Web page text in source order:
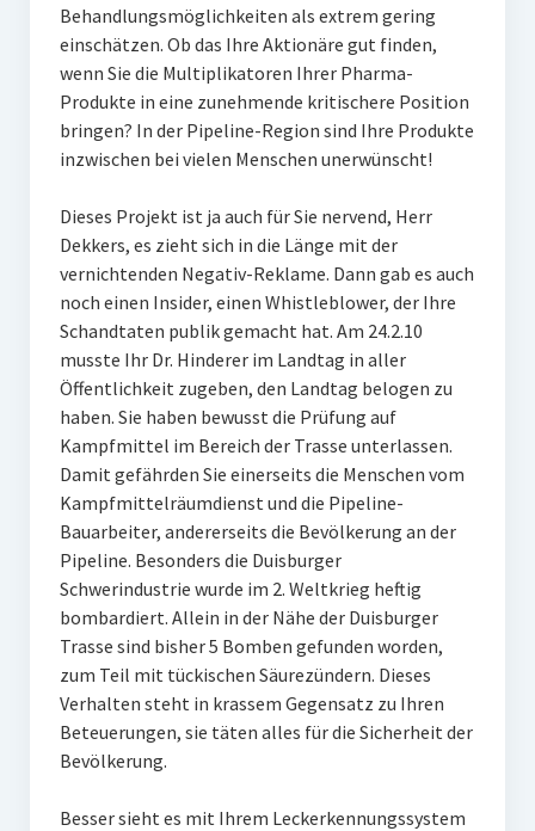
Behandlungsmöglichkeiten als extrem gering
einschätzen. Ob das Ihre Aktionäre gut finden,
wenn Sie die Multiplikatoren Ihrer Pharma-
Produkte in eine zunehmende kritischere Position
bringen? In der Pipeline-Region sind Ihre Produkte
inzwischen bei vielen Menschen unerwünscht!
Dieses Projekt ist ja auch für Sie nervend, Herr
Dekkers, es zieht sich in die Länge mit der
vernichtenden Negativ-Reklame. Dann gab es auch
noch einen Insider, einen Whistleblower, der Ihre
Schandtaten publik gemacht hat. Am 24.2.10
musste Ihr Dr. Hinderer im Landtag in aller
Öffentlichkeit zugeben, den Landtag belogen zu
haben. Sie haben bewusst die Prüfung auf
Kampfmittel im Bereich der Trasse unterlassen.
Damit gefährden Sie einerseits die Menschen vom
Kampfmittelräumdienst und die Pipeline-
Bauarbeiter, andererseits die Bevölkerung an der
Pipeline. Besonders die Duisburger
Schwerindustrie wurde im 2. Weltkrieg heftig
bombardiert. Allein in der Nähe der Duisburger
Trasse sind bisher 5 Bomben gefunden worden,
zum Teil mit tückischen Säurezündern. Dieses
Verhalten steht in krassem Gegensatz zu Ihren
Beteuerungen, sie täten alles für die Sicherheit der
Bevölkerung.
Besser sieht es mit Ihrem Leckerkennungssystem